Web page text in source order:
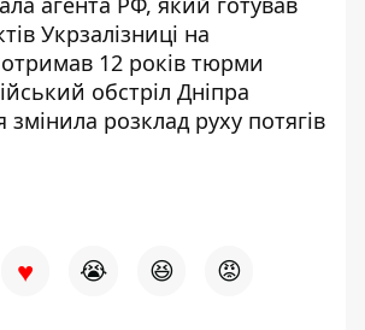
Укрзалізниці на
12 років тюрми
обстріл Дніпра
змінила розклад руху потягів
♥ 😭 😆 😡